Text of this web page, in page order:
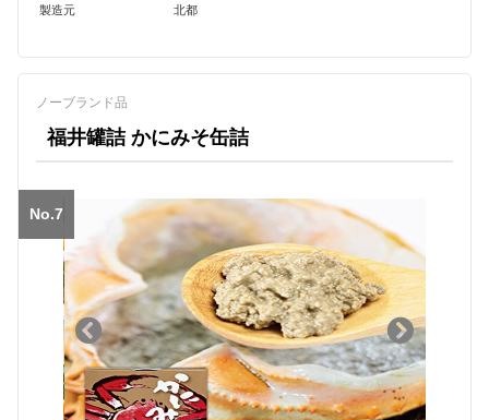
製造元 北都
ノーブランド品
福井罐詰 かにみそ缶詰
No.7